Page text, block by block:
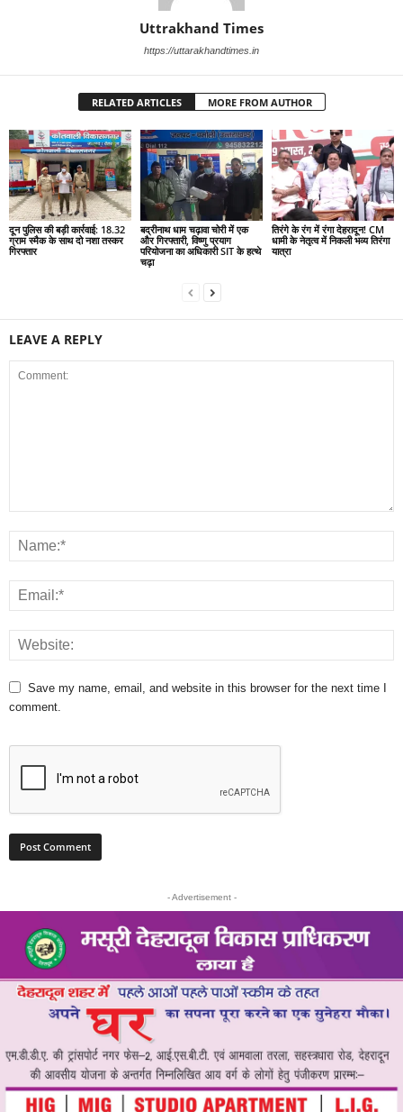
Uttrakhand Times
https://uttarakhandtimes.in
RELATED ARTICLES MORE FROM AUTHOR
दून पुलिस की बड़ी कार्रवाई: 18.32
ग्राम स्मैक के साथ दो नशा तस्कर
गिरफ्तार
बद्रीनाथ धाम चढ़ावा चोरी में एक
और गिरफ्तारी, विष्णु प्रयाग
परियोजना का अधिकारी SIT के हत्थे
चढ़ा
तिरंगे के रंग में रंगा देहरादून! CM
धामी के नेतृत्व में निकली भव्य तिरंगा
यात्रा
LEAVE A REPLY
Save my name, email, and website in this browser for the next time I
comment.
- Advertisement -